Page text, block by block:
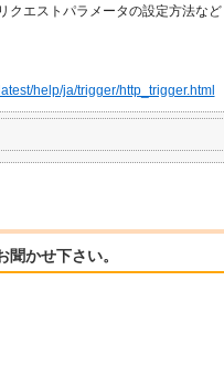
クエストパラメータの設定方法など
help/ja/trigger/http_trigger.html
かせ下さい。